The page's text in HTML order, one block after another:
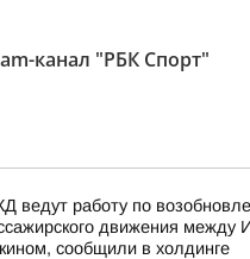
канал "РБК Спорт"
ведут работу по
движения между
сообщили в холдинге